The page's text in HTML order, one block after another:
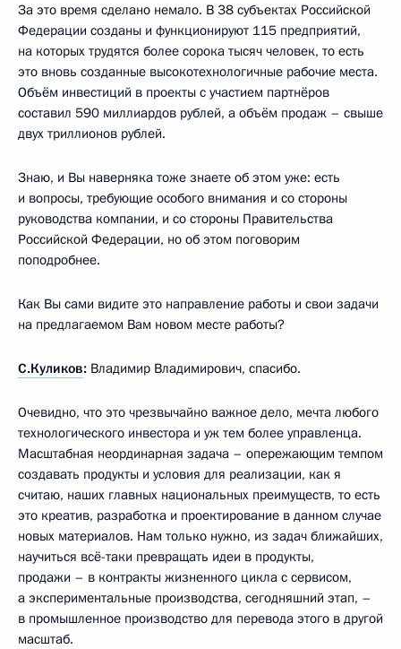
За это время сделано немало. В 38 субъектах Российской
Федерации созданы и функционируют 115 предприятий,
на которых трудятся более сорока тысяч человек, то есть
это вновь созданные высокотехнологичные рабочие места.
Объём инвестиций в проекты с участием партнёров
составил 590 миллиардов рублей, а объём продаж – свыше
двух триллионов рублей.
Знаю, и Вы наверняка тоже знаете об этом уже: есть
и вопросы, требующие особого внимания и со стороны
руководства компании, и со стороны Правительства
Российской Федерации, но об этом поговорим
поподробнее.
Как Вы сами видите это направление работы и свои задачи
на предлагаемом Вам новом месте работы?
С.Куликов: Владимир Владимирович, спасибо.
Очевидно, что это чрезвычайно важное дело, мечта любого
технологического инвестора и уж тем более управленца.
Масштабная неординарная задача – опережающим темпом
создавать продукты и условия для реализации, как я
считаю, наших главных национальных преимуществ, то есть
это креатив, разработка и проектирование в данном случае
новых материалов. Нам только нужно, из задач ближайших,
научиться всё-таки превращать идеи в продукты,
продажи – в контракты жизненного цикла с сервисом,
а экспериментальные производства, сегодняшний этап, –
в промышленное производство для перевода этого в другой
масштаб.